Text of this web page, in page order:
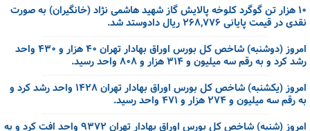
۱۰ هزار تن گوگرد کلوخه پالایش گاز شهید هاشمی نژاد (خانگیران) به صورت
نقدی در قیمت پایانی ۲۶۸,۷۷۶ ریال دادوستد شد.
امروز (دوشنبه) شاخص کل بورس اوراق بهادار تهران ۴۰ هزار و ۴۳۰ واحد
رشد کرد و به رقم سه میلیون و ۳۱۴ هزار و ۸۰۸ واحد رسید.
امروز (یکشنبه) شاخص کل بورس اوراق بهادار تهران ۱۴۲۸ واحد رشد کرد و
به رقم سه میلیون و ۲۷۴ هزار و ۴۷۱ واحد رسید.
امروز (شنبه) شاخص کل بورس اوراق بهادار تهران ۹۳۷۲ واحد افت کرد و به